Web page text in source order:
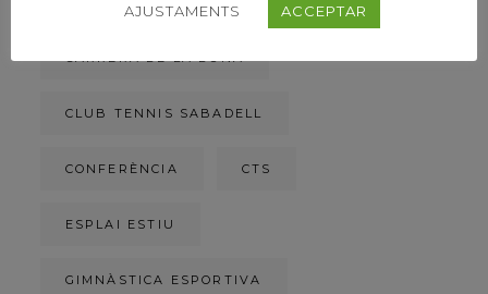
CLUB TENNIS SABADELL
CONFERÈNCIA CTS
ESPLAI ESTIU
GIMNÀSTICA ESPORTIVA
AJUSTAMENTS ACCEPTAR